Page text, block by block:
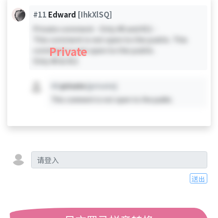
#11 Edward [IhkXlSQ]
Private comment - Only #0 and #11 -
This comment is not open to the public. This
comment is not open to the public.
Private
private [private]
This comment is not open to the public.
送出